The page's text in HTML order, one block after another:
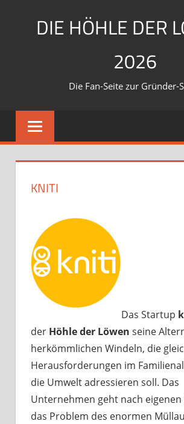
DIE HÖHLE DER
2026
Die Fan-Seite zur Gründer-
KNITI
Das Startup
der Höhle der Löwen seine
herkömmlichen Windeln, die
Herausforderungen im
die Umwelt adressieren soll. Das
Unternehmen geht nach eigenen
das Problem des enormen